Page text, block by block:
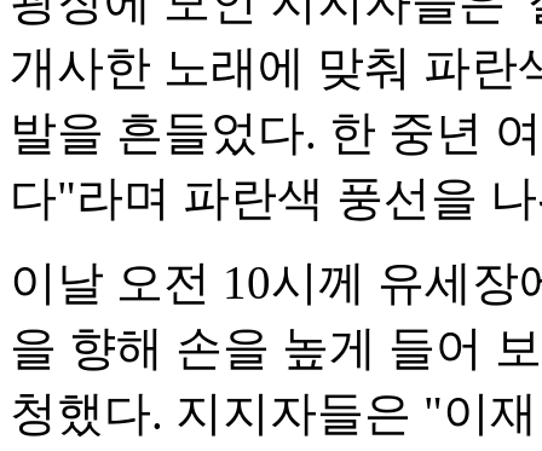
개사한 노래에 맞춰 파란
발을 흔들었다. 한 중년
다"라며 파란색 풍선을
이날 오전 10시께 유세
을 향해 손을 높게 들어
청했다. 지지자들은 "이